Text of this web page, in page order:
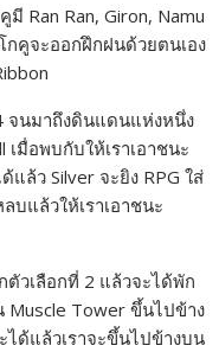
Ran Ran, Giron, Namu
กคูจะออกฝึกฝนด้วยตนเอง
จนมาถึงดินแดนแห่งหนึ่ง
เมื่อพบกับให้เราเอาชนะ
แล้ว Silver จะยิง RPG ใส่
บแล้วให้เราเอาชนะ
ตัวเลือกที่ 2 แล้วจะได้พัก
Muscle Tower ขึ้นไปข้าง
ได้แล้วเราจะขึ้นไปข้างบน